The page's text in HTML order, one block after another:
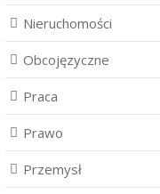
Nieruchomości
Obcojęzyczne
Praca
Prawo
Przemysł